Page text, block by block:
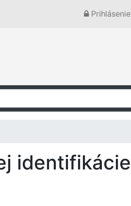
Prihlásenie
identifikácie